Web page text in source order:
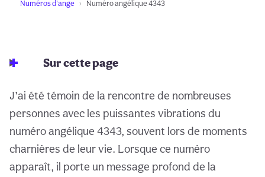
Numéros d'ange Numéro angélique 4343
Sur cette page
J’ai été témoin de la rencontre de nombreuses
personnes avec les puissantes vibrations du
numéro angélique 4343, souvent lors de moments
charnières de leur vie. Lorsque ce numéro
apparaît, il porte un message profond de la